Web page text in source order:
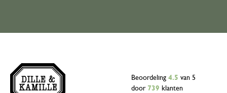
Beoordeling 4.5 van 5
door 739 klanten